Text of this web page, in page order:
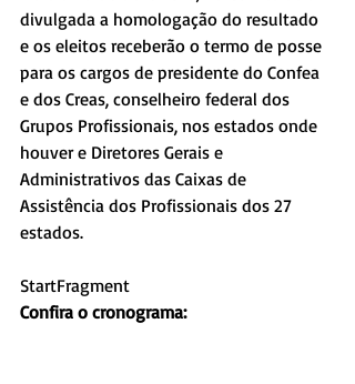
divulgada a homologação do resultado
e os eleitos receberão o termo de posse
para os cargos de presidente do Confea
e dos Creas, conselheiro federal dos
Grupos Profissionais, nos estados onde
houver e Diretores Gerais e
Administrativos das Caixas de
Assistência dos Profissionais dos 27
estados.
StartFragment
Confira o cronograma: